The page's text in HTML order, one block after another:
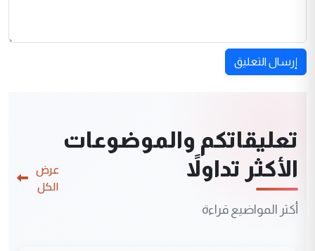
إرسال التعليق
تعليقاتكم والموضوعات
الأكثر تداولاً
أكثر المواضيع قراءة
عرض
الكل